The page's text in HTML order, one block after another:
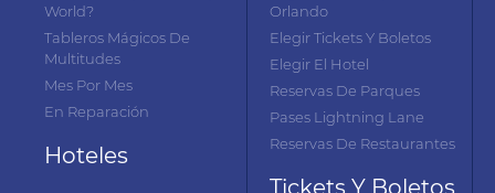
World?
Tableros Mágicos De
Multitudes
Mes Por Mes
En Reparación
Hoteles
Orlando
Elegir Tickets Y Boletos
Elegir El Hotel
Reservas De Parques
Pases Lightning Lane
Reservas De Restaurantes
Tickets Y Boletos